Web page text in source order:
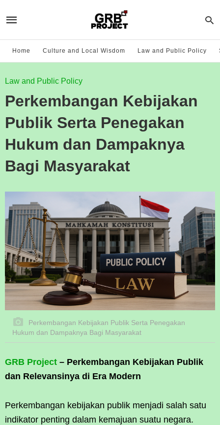
Home Culture and Local Wisdom Law and Public Policy
Law and Public Policy
Perkembangan Kebijakan
Publik Serta Penegakan
Hukum dan Dampaknya
Bagi Masyarakat
Perkembangan Kebijakan Publik Serta Penegakan
Hukum dan Dampaknya Bagi Masyarakat
GRB Project – Perkembangan Kebijakan Publik
dan Relevansinya di Era Modern
Perkembangan kebijakan publik menjadi salah satu
indikator penting dalam kemajuan suatu negara.